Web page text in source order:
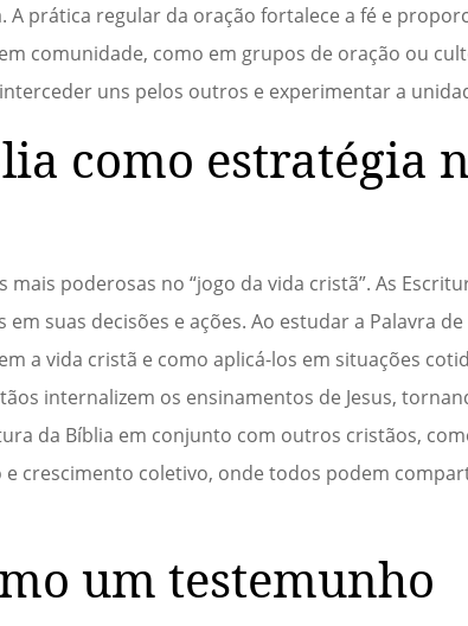
A prática regular da oração fortalece a fé e
comunidade, como em grupos de oração ou
uns pelos outros e experimentar a
como estratégia
poderosas no “jogo da vida cristã”. As
suas decisões e ações. Ao estudar a Palavra
a vida cristã e como aplicá-los em situações
internalizem os ensinamentos de Jesus,
da Bíblia em conjunto com outros cristãos,
crescimento coletivo, onde todos podem
um testemunho